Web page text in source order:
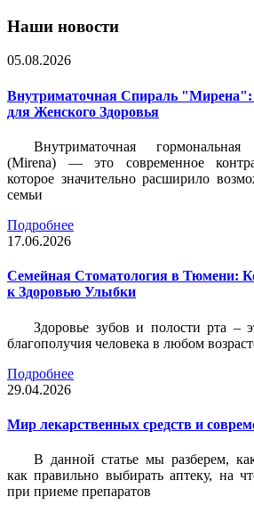
Наши новости
05.08.2026
Внутриматочная Спираль
для Женского Здоровья
Внутриматочная
(Mirena) — это современное
которое значительно расширило
семьи
Подробнее
17.06.2026
Семейная Стоматология в Тюмени:
к Здоровью Улыбки
Здоровье зубов и полости рта –
благополучия человека в любом
Подробнее
29.04.2026
Мир лекарственных средств и
В данной статье мы разберем,
как правильно выбирать аптеку, на
при приеме препаратов